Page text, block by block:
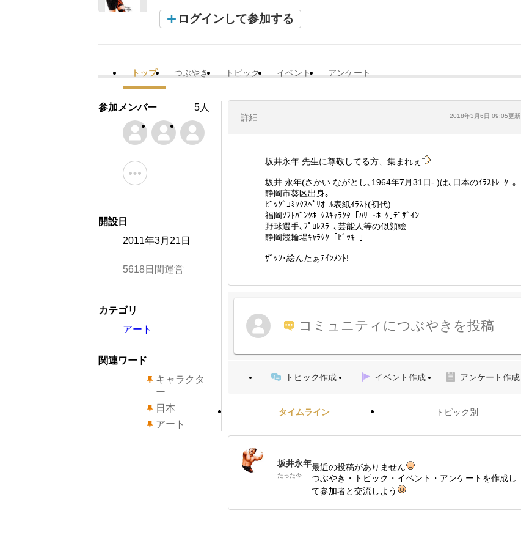
ログインして参加する
トップ つぶやき トピック イベント アンケート
詳細 2018年3月6日 09:05更新
坂井永年 先生に尊敬してる方、集まれぇ
坂井 永年(さかい ながとし､1964年7月31日- )は､日本のｲﾗｽﾄﾚｰﾀｰ｡
静岡市葵区出身｡
ﾋﾞｯｸﾞｺﾐｯｸｽﾍﾟﾘｵｰﾙ表紙ｲﾗｽﾄ(初代)
福岡ｿﾌﾄﾊﾞﾝｸﾎｰｸｽｷｬﾗｸﾀｰ｢ﾊﾘｰ･ﾎｰｸ｣ﾃﾞｻﾞｲﾝ
野球選手､ﾌﾟﾛﾚｽﾗｰ､芸能人等の似顔絵
静岡競輪場ｷｬﾗｸﾀｰ｢ﾋﾞｯｷｰ｣
ｻﾞｯﾂ･絵んたぁﾃｲﾝﾒﾝﾄ!
コミュニティにつぶやきを投稿
トピック作成 イベント作成 アンケート作成
タイムライン トピック別
坂井永年
たった今
最近の投稿がありません
つぶやき・トピック・イベント・アンケートを作成し
て参加者と交流しよう
参加メンバー 5人
開設日
2011年3月21日
5618日間運営
カテゴリ
アート
関連ワード
キャラクタ
ー
日本
アート